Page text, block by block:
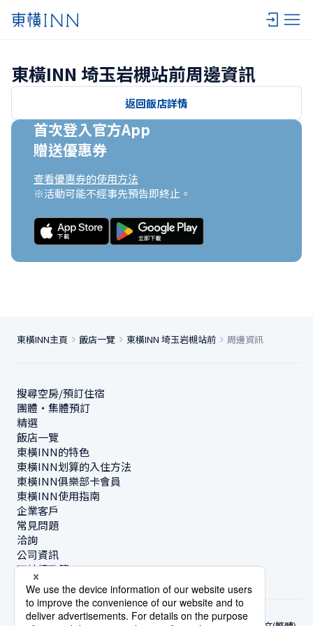
東橫INN 埼玉岩槻站前周邊資訊
返回飯店詳情
首次登入官方App
贈送優惠券
查看優惠券的使用方法
※活動可能不經事先預告即終止。
東橫INN主頁 飯店一覽 東橫INN 埼玉岩槻站前 周邊資訊
搜尋空房/預訂住宿
團體・集體預訂
精選
飯店一覽
東橫INN的特色
東橫INN划算的入住方法
東橫INN俱樂部卡會員
東橫INN使用指南
企業客戶
常見問題
洽詢
公司資訊
可持續政策